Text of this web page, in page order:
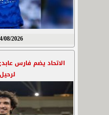
04/08/2026 -
الاتحاد يضم فارس